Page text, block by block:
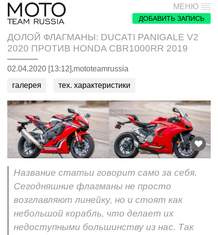
МЕНЮ
ДОБАВИТЬ ЗАПИСЬ
ДОЛОЙ ФЛАГМАНЫ: DUCATI PANIGALE V2
2020 ПРОТИВ HONDA CBR1000RR 2019
02.04.2020 [13:12],mototeamrussia
галерея
тех. характеристики
Название статьи говорит само за себя.
Сегодняшние флагманы не просто
возглавляют линейку, но и стоят как
небольшой корабль, что делает их
недоступными большинству из нас. Так